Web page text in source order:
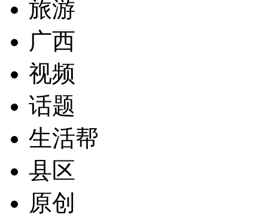
旅游
广西
视频
话题
生活帮
县区
原创